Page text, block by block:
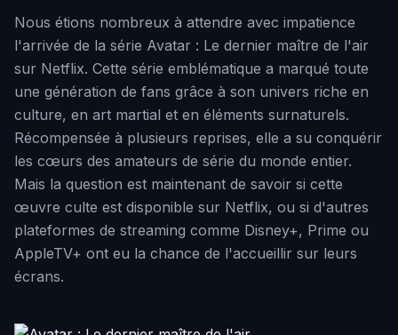
Nous étions nombreux à attendre avec impatience
l'arrivée de la série Avatar : Le dernier maître de l'air
sur Netflix. Cette série emblématique a marqué toute
une génération de fans grâce à son univers riche en
culture, en art martial et en éléments surnaturels.
Récompensée à plusieurs reprises, elle a su conquérir
les cœurs des amateurs de série du monde entier.
Mais la question est maintenant de savoir si cette
œuvre culte est disponible sur Netflix, ou si d'autres
plateformes de streaming comme Disney+, Prime ou
AppleTV+ ont eu la chance de l'accueillir sur leurs
écrans.